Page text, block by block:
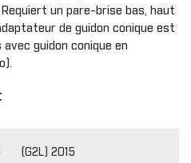
un pare-brise bas, haut
de guidon conique est
guidon conique en
(G2L) 2015